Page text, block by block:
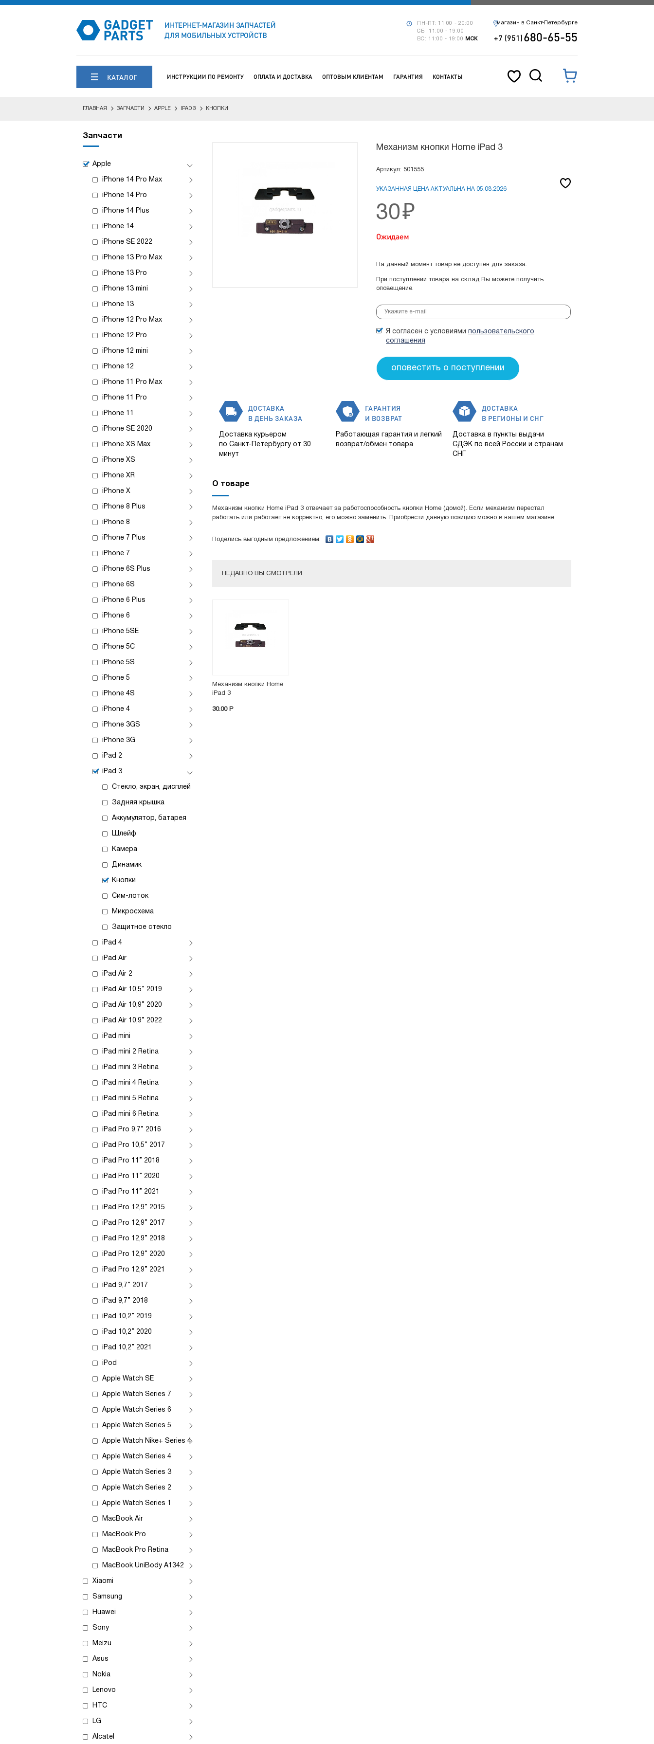
ИНТЕРНЕТ-МАГАЗИН ЗАПЧАСТЕЙ
ДЛЯ МОБИЛЬНЫХ УСТРОЙСТВ
ПН-ПТ: 11:00 - 20:00
СБ: 11:00 - 19:00
ВС: 11:00 - 19:00
МСК
магазин в Санкт-Петербурге
+7 (951)680-65-55
КАТАЛОГ ИНСТРУКЦИИ ПО РЕМОНТУ ОПЛАТА И ДОСТАВКА ОПТОВЫМ КЛИЕНТАМ ГАРАНТИЯ КОНТАКТЫ
ГЛАВНАЯ ЗАПЧАСТИ APPLE IPAD 3 КНОПКИ
Запчасти
Apple
iPhone 14 Pro Max
iPhone 14 Pro
iPhone 14 Plus
iPhone 14
iPhone SE 2022
iPhone 13 Pro Max
iPhone 13 Pro
iPhone 13 mini
iPhone 13
iPhone 12 Pro Max
iPhone 12 Pro
iPhone 12 mini
iPhone 12
iPhone 11 Pro Max
iPhone 11 Pro
iPhone 11
iPhone SE 2020
iPhone XS Max
iPhone XS
iPhone XR
iPhone X
iPhone 8 Plus
iPhone 8
iPhone 7 Plus
iPhone 7
iPhone 6S Plus
iPhone 6S
iPhone 6 Plus
iPhone 6
iPhone 5SE
iPhone 5C
iPhone 5S
iPhone 5
iPhone 4S
iPhone 4
iPhone 3GS
iPhone 3G
iPad 2
iPad 3
Стекло, экран, дисплей
Задняя крышка
Аккумулятор, батарея
Шлейф
Камера
Динамик
Кнопки
Сим-лоток
Микросхема
Защитное стекло
iPad 4
iPad Air
iPad Air 2
iPad Air 10,5” 2019
iPad Air 10,9” 2020
iPad Air 10,9” 2022
iPad mini
iPad mini 2 Retina
iPad mini 3 Retina
iPad mini 4 Retina
iPad mini 5 Retina
iPad mini 6 Retina
iPad Pro 9,7” 2016
iPad Pro 10,5” 2017
iPad Pro 11” 2018
iPad Pro 11” 2020
iPad Pro 11” 2021
iPad Pro 12,9” 2015
iPad Pro 12,9” 2017
iPad Pro 12,9” 2018
iPad Pro 12,9” 2020
iPad Pro 12,9” 2021
iPad 9,7” 2017
iPad 9,7” 2018
iPad 10,2” 2019
iPad 10,2” 2020
iPad 10,2” 2021
iPod
Apple Watch SE
Apple Watch Series 7
Apple Watch Series 6
Apple Watch Series 5
Apple Watch Nike+ Series 4
Apple Watch Series 4
Apple Watch Series 3
Apple Watch Series 2
Apple Watch Series 1
MacBook Air
MacBook Pro
MacBook Pro Retina
MacBook UniBody A1342
Xiaomi
Samsung
Huawei
Sony
Meizu
Asus
Nokia
Lenovo
HTC
LG
Alcatel
Механизм кнопки Home iPad 3
Артикул: 501555
УКАЗАННАЯ ЦЕНА АКТУАЛЬНА НА 05.08.2026
30₽
Ожидаем
На данный момент товар не доступен для заказа.
При поступлении товара на склад Вы можете получить
оповещение.
Я согласен с условиямипользовательского
соглашения
ДОСТАВКА
В ДЕНЬ ЗАКАЗА
Доставка курьером
по Санкт-Петербургу от 30
минут
ГАРАНТИЯ
И ВОЗВРАТ
Работающая гарантия и легкий
возврат/обмен товара
ДОСТАВКА
В РЕГИОНЫ И СНГ
Доставка в пункты выдачи
СДЭК по всей России и странам
СНГ
О товаре
Механизм кнопки Home iPad 3 отвечает за работоспособность кнопки Home (домой). Если механизм перестал
работать или работает не корректно, его можно заменить. Приобрести данную позицию можно в нашем магазине.
Поделись выгодным предложением:
НЕДАВНО ВЫ СМОТРЕЛИ
Механизм кнопки Home
iPad 3
30.00 P